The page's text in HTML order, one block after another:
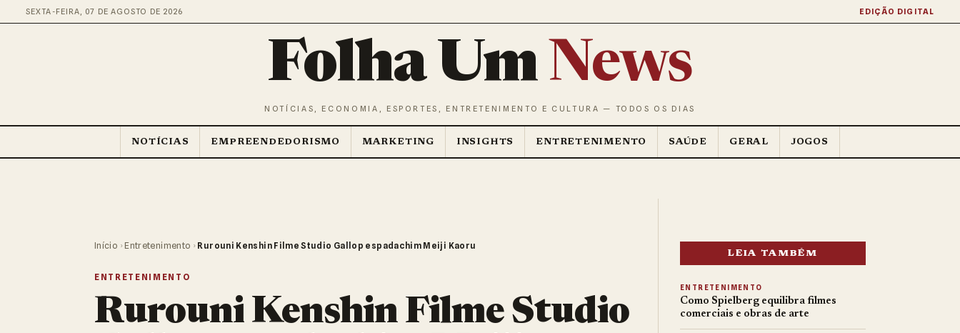
SEXTA-FEIRA, 07 DE AGOSTO DE 2026 EDIÇÃO DIGITAL
Folha Um News
NOTÍCIAS, ECONOMIA, ESPORTES, ENTRETENIMENTO E CULTURA — TODOS OS DIAS
NOTÍCIAS EMPREENDEDORISMO MARKETING INSIGHTS ENTRETENIMENTO SAÚDE GERAL JOGOS
Início › Entretenimento › Rurouni Kenshin Filme Studio Gallop espadachim Meiji Kaoru
ENTRETENIMENTO
Rurouni Kenshin Filme Studio
LEIA TAMBÉM
ENTRETENIMENTO
Como Spielberg equilibra filmes
comerciais e obras de arte